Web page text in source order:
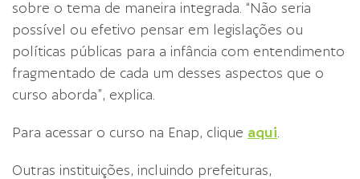
sobre o tema de maneira integrada. “Não seria
possível ou efetivo pensar em legislações ou
políticas públicas para a infância com entendimento
fragmentado de cada um desses aspectos que o
curso aborda”, explica.
Para acessar o curso na Enap, clique aqui.
Outras instituições, incluindo prefeituras,